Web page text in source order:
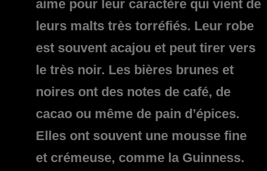
aime pour leur caractère qui vient de
leurs malts très torréfiés. Leur robe
est souvent acajou et peut tirer vers
le très noir. Les bières brunes et
noires ont des notes de café, de
cacao ou même de pain d’épices.
Elles ont souvent une mousse fine
et crémeuse, comme la Guinness.